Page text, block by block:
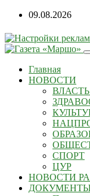
09.08.2026
Главная
НОВОСТИ
СПОРТ
ЦУР
НОВОСТИ